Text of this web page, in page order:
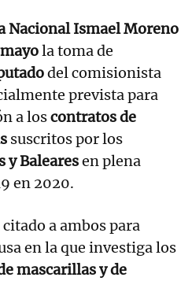
Nacional Ismael Moreno
la toma de
del comisionista
prevista para
a loscontratos de
suscritos por los
y Balearesen plena
en 2020.
a ambos para
en la que investiga los
mascarillas y de